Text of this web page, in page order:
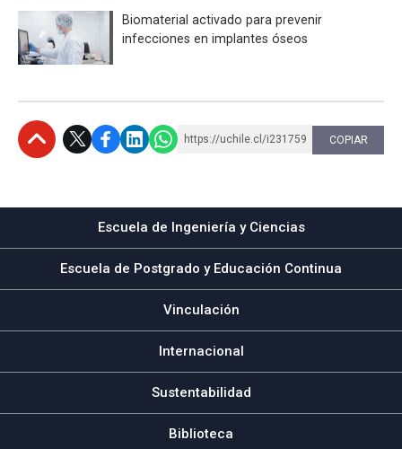
Biomaterial activado para prevenir
infecciones en implantes óseos
https://uchile.cl/i231759 COPIAR
Escuela de Ingeniería y Ciencias
Escuela de Postgrado y Educación Continua
Vinculación
Internacional
Sustentabilidad
Biblioteca